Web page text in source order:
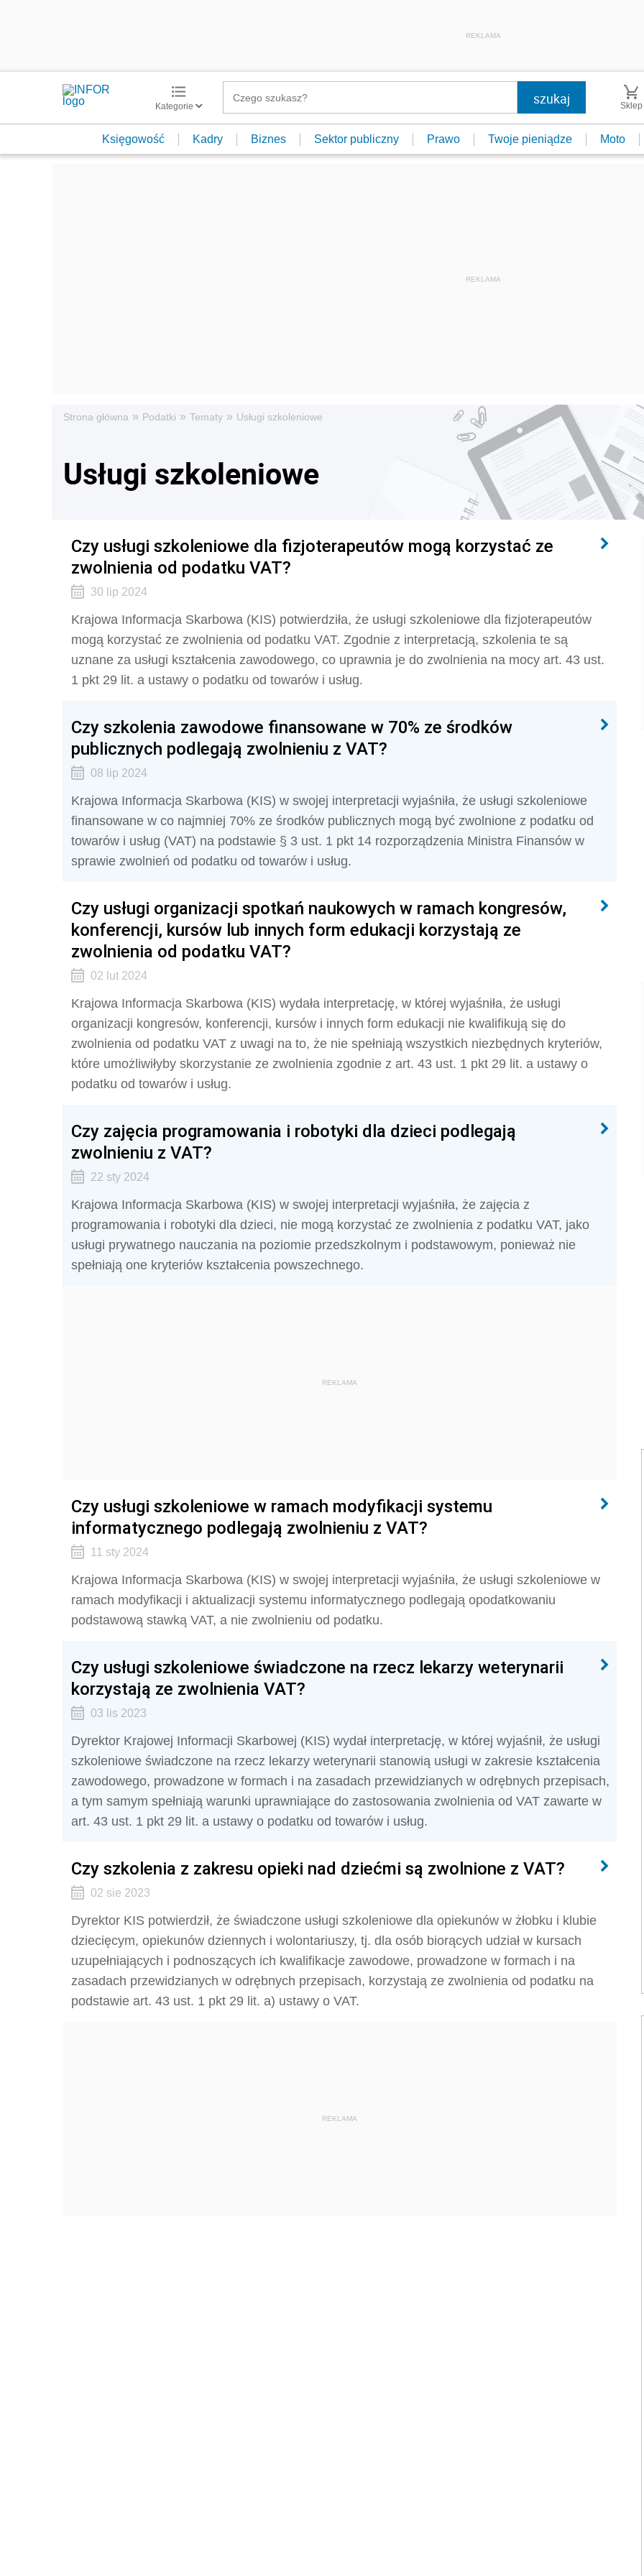
REKLAMA
Kategorie Sklep
Księgowość Kadry Biznes Sektor publiczny Prawo Twoje pieniądze Moto
Strona główna » Podatki » Tematy » Usługi szkoleniowe
Usługi szkoleniowe
Czy usługi szkoleniowe dla fizjoterapeutów mogą korzystać ze
zwolnienia od podatku VAT?
30 lip 2024
Krajowa Informacja Skarbowa (KIS) potwierdziła, że usługi szkoleniowe dla fizjoterapeutów
mogą korzystać ze zwolnienia od podatku VAT. Zgodnie z interpretacją, szkolenia te są
uznane za usługi kształcenia zawodowego, co uprawnia je do zwolnienia na mocy art. 43 ust.
1 pkt 29 lit. a ustawy o podatku od towarów i usług.
Czy szkolenia zawodowe finansowane w 70% ze środków
publicznych podlegają zwolnieniu z VAT?
08 lip 2024
Krajowa Informacja Skarbowa (KIS) w swojej interpretacji wyjaśniła, że usługi szkoleniowe
finansowane w co najmniej 70% ze środków publicznych mogą być zwolnione z podatku od
towarów i usług (VAT) na podstawie § 3 ust. 1 pkt 14 rozporządzenia Ministra Finansów w
sprawie zwolnień od podatku od towarów i usług.
Czy usługi organizacji spotkań naukowych w ramach kongresów,
konferencji, kursów lub innych form edukacji korzystają ze
zwolnienia od podatku VAT?
02 lut 2024
Krajowa Informacja Skarbowa (KIS) wydała interpretację, w której wyjaśniła, że usługi
organizacji kongresów, konferencji, kursów i innych form edukacji nie kwalifikują się do
zwolnienia od podatku VAT z uwagi na to, że nie spełniają wszystkich niezbędnych kryteriów,
które umożliwiłyby skorzystanie ze zwolnienia zgodnie z art. 43 ust. 1 pkt 29 lit. a ustawy o
podatku od towarów i usług.
Czy zajęcia programowania i robotyki dla dzieci podlegają
zwolnieniu z VAT?
22 sty 2024
Krajowa Informacja Skarbowa (KIS) w swojej interpretacji wyjaśniła, że zajęcia z
programowania i robotyki dla dzieci, nie mogą korzystać ze zwolnienia z podatku VAT, jako
usługi prywatnego nauczania na poziomie przedszkolnym i podstawowym, ponieważ nie
spełniają one kryteriów kształcenia powszechnego.
REKLAMA
Czy usługi szkoleniowe w ramach modyfikacji systemu
informatycznego podlegają zwolnieniu z VAT?
11 sty 2024
Krajowa Informacja Skarbowa (KIS) w swojej interpretacji wyjaśniła, że usługi szkoleniowe w
ramach modyfikacji i aktualizacji systemu informatycznego podlegają opodatkowaniu
podstawową stawką VAT, a nie zwolnieniu od podatku.
Czy usługi szkoleniowe świadczone na rzecz lekarzy weterynarii
korzystają ze zwolnienia VAT?
03 lis 2023
Dyrektor Krajowej Informacji Skarbowej (KIS) wydał interpretację, w której wyjaśnił, że usługi
szkoleniowe świadczone na rzecz lekarzy weterynarii stanowią usługi w zakresie kształcenia
zawodowego, prowadzone w formach i na zasadach przewidzianych w odrębnych przepisach,
a tym samym spełniają warunki uprawniające do zastosowania zwolnienia od VAT zawarte w
art. 43 ust. 1 pkt 29 lit. a ustawy o podatku od towarów i usług.
Czy szkolenia z zakresu opieki nad dziećmi są zwolnione z VAT?
02 sie 2023
Dyrektor KIS potwierdził, że świadczone usługi szkoleniowe dla opiekunów w żłobku i klubie
dziecięcym, opiekunów dziennych i wolontariuszy, tj. dla osób biorących udział w kursach
uzupełniających i podnoszących ich kwalifikacje zawodowe, prowadzone w formach i na
zasadach przewidzianych w odrębnych przepisach, korzystają ze zwolnienia od podatku na
podstawie art. 43 ust. 1 pkt 29 lit. a) ustawy o VAT.
REKLAMA